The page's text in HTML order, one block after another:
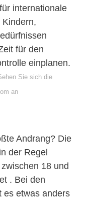
internationale
für den
einplanen.
Sie sich die
an
Andrang? Die
der Regel
18 und
. Bei den
es etwas anders